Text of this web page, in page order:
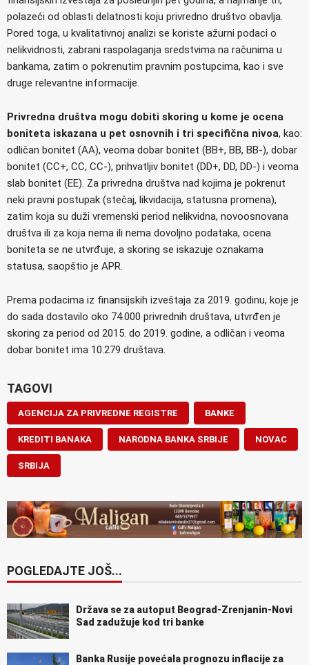
polazeći od oblasti delatnosti koju privredno društvo obavlja.
Pored toga, u kvalitativnoj analizi se koriste ažurni podaci o
nelikvidnosti, zabrani raspolaganja sredstvima na računima u
bankama, zatim o pokrenutim pravnim postupcima, kao i sve
druge relevantne informacije.
Privredna društva mogu dobiti skoring u kome je ocena
boniteta iskazana u pet osnovnih i tri specifična nivoa, kao:
odličan bonitet (AA), veoma dobar bonitet (BB+, BB, BB-), dobar
bonitet (CC+, CC, CC-), prihvatljiv bonitet (DD+, DD, DD-) i veoma
slab bonitet (EE). Za privredna društva nad kojima je pokrenut
neki pravni postupak (stečaj, likvidacija, statusna promena),
zatim koja su duži vremenski period nelikvidna, novoosnovana
društva ili za koja nema ili nema dovoljno podataka, ocena
boniteta se ne utvrđuje, a skoring se iskazuje oznakama
statusa, saopštio je APR.
Prema podacima iz finansijskih izveštaja za 2019. godinu, koje je
do sada dostavilo oko 74.000 privrednih društava, utvrđen je
skoring za period od 2015. do 2019. godine, a odličan i veoma
dobar bonitet ima 10.279 društava.
TAGOVI
AGENCIJA ZA PRIVREDNE REGISTRE BANKE
KREDITI BANAKA NARODNA BANKA SRBIJE NOVAC
SRBIJA
POGLEDAJTE JOŠ...
Država se za autoput Beograd-Zrenjanin-Novi
Sad zadužuje kod tri banke
Banka Rusije povećala prognozu inflacije za